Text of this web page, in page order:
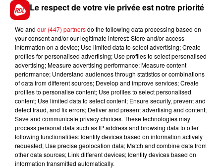
Emmenée par l'iconique "Pour que tu m'aimes encore",
cette machine à tubes est devenue au fil des années
l'album francophone le plus vendu de tous les temps,
avec des ventes à plus de 10 millions d'exemplaires à
travers le monde !
On a hâte de retrouver la diva canadienne sur cet
hommage à Goldman prévu pour Janvier 2023.
FIL D'ACTUS
Le respect de votre vie privée est notre priorité
We and our (447) partnersdo the following data processing based on
your consent and/or our legitimate interest: Store and/or access
information on a device; Use limited data to select advertising; Create
profiles for personalised advertising; Use profiles to select personalised
advertising; Measure advertising performance; Measure content
performance; Understand audiences through statistics or combinations
of data from different sources; Develop and improve services; Create
profiles to personalise content; Use profiles to select personalised
content; Use limited data to select content; Ensure security, prevent and
detect fraud, and fix errors; Deliver and present advertising and content;
Save and communicate privacy choices. These technologies may
process personal data such as IP address and browsing data to offer
following functionalities: Identify devices based on information actively
requested; Use precise geolocation data; Match and combine data from
other data sources; Link different devices; Identify devices based on
information transmitted automatically.